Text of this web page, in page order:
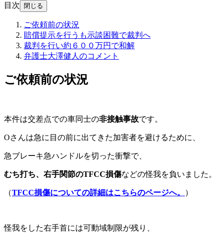
目次 閉じる
ご依頼前の状況
賠償提示を行うも示談困難で裁判へ
裁判を行い約６００万円で和解
弁護士大澤健人のコメント
ご依頼前の状況
本件は交差点での車同士の非接触事故です。
Oさんは急に目の前に出てきた加害者を避けるために、
急ブレーキ急ハンドルを切った衝撃で、
むち打ち、右手関節のTFCC損傷などの怪我を負いました。
（TFCC損傷についての詳細はこちらのページへ。 ）
怪我をした右手首には可動域制限が残り、